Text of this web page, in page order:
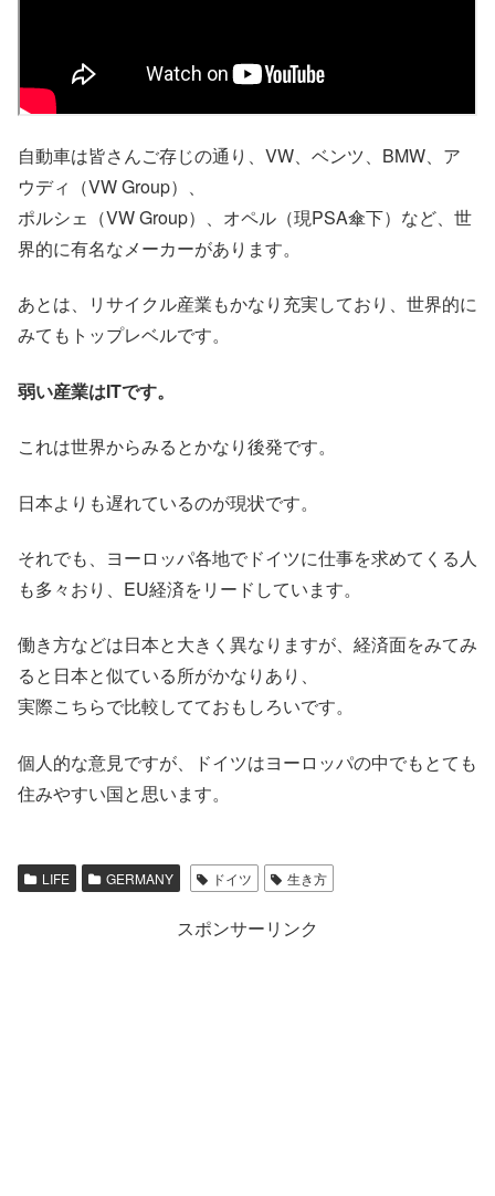
自動車は皆さんご存じの通り、VW、ベンツ、BMW、ア
ウディ（VW Group）、
ポルシェ（VW Group）、オペル（現PSA傘下）など、世
界的に有名なメーカーがあります。
あとは、リサイクル産業もかなり充実しており、世界的に
みてもトップレベルです。
弱い産業はITです。
これは世界からみるとかなり後発です。
日本よりも遅れているのが現状です。
それでも、ヨーロッパ各地でドイツに仕事を求めてくる人
も多々おり、EU経済をリードしています。
働き方などは日本と大きく異なりますが、経済面をみてみ
ると日本と似ている所がかなりあり、
実際こちらで比較してておもしろいです。
個人的な意見ですが、ドイツはヨーロッパの中でもとても
住みやすい国と思います。
LIFE GERMANY ドイツ 生き方
スポンサーリンク